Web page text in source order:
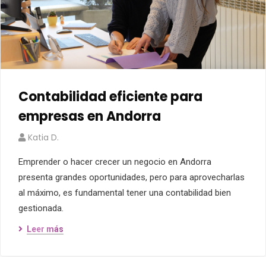
Contabilidad eficiente para
empresas en Andorra
Katia D.
Emprender o hacer crecer un negocio en Andorra
presenta grandes oportunidades, pero para aprovecharlas
al máximo, es fundamental tener una contabilidad bien
gestionada.
Leer más